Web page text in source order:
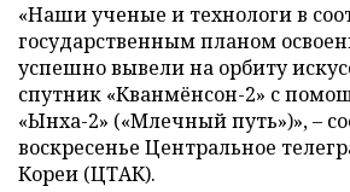
«Наши ученые и технологи в
государственным планом
успешно вывели на орбиту
спутник «Кванмёнсон-2» с
«Ынха-2» («Млечный путь»)», –
воскресенье Центральное
Кореи (ЦТАК).